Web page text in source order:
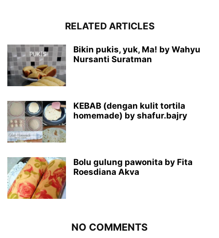
RELATED ARTICLES
Bikin pukis, yuk, Ma! by Wahyu
Nursanti Suratman
KEBAB (dengan kulit tortila
homemade) by shafur.bajry
Bolu gulung pawonita by Fita
Roesdiana Akva
NO COMMENTS